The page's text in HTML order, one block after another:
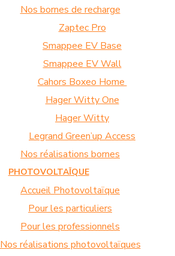
Nos bornes de recharge
Zaptec Pro
Smappee EV Base
Smappee EV Wall
Cahors Boxeo Home
Hager Witty One
Hager Witty
Legrand Green’up Access
Nos réalisations bornes
PHOTOVOLTAÏQUE
Accueil Photovoltaïque
Pour les particuliers
Pour les professionnels
Nos réalisations photovoltaïques